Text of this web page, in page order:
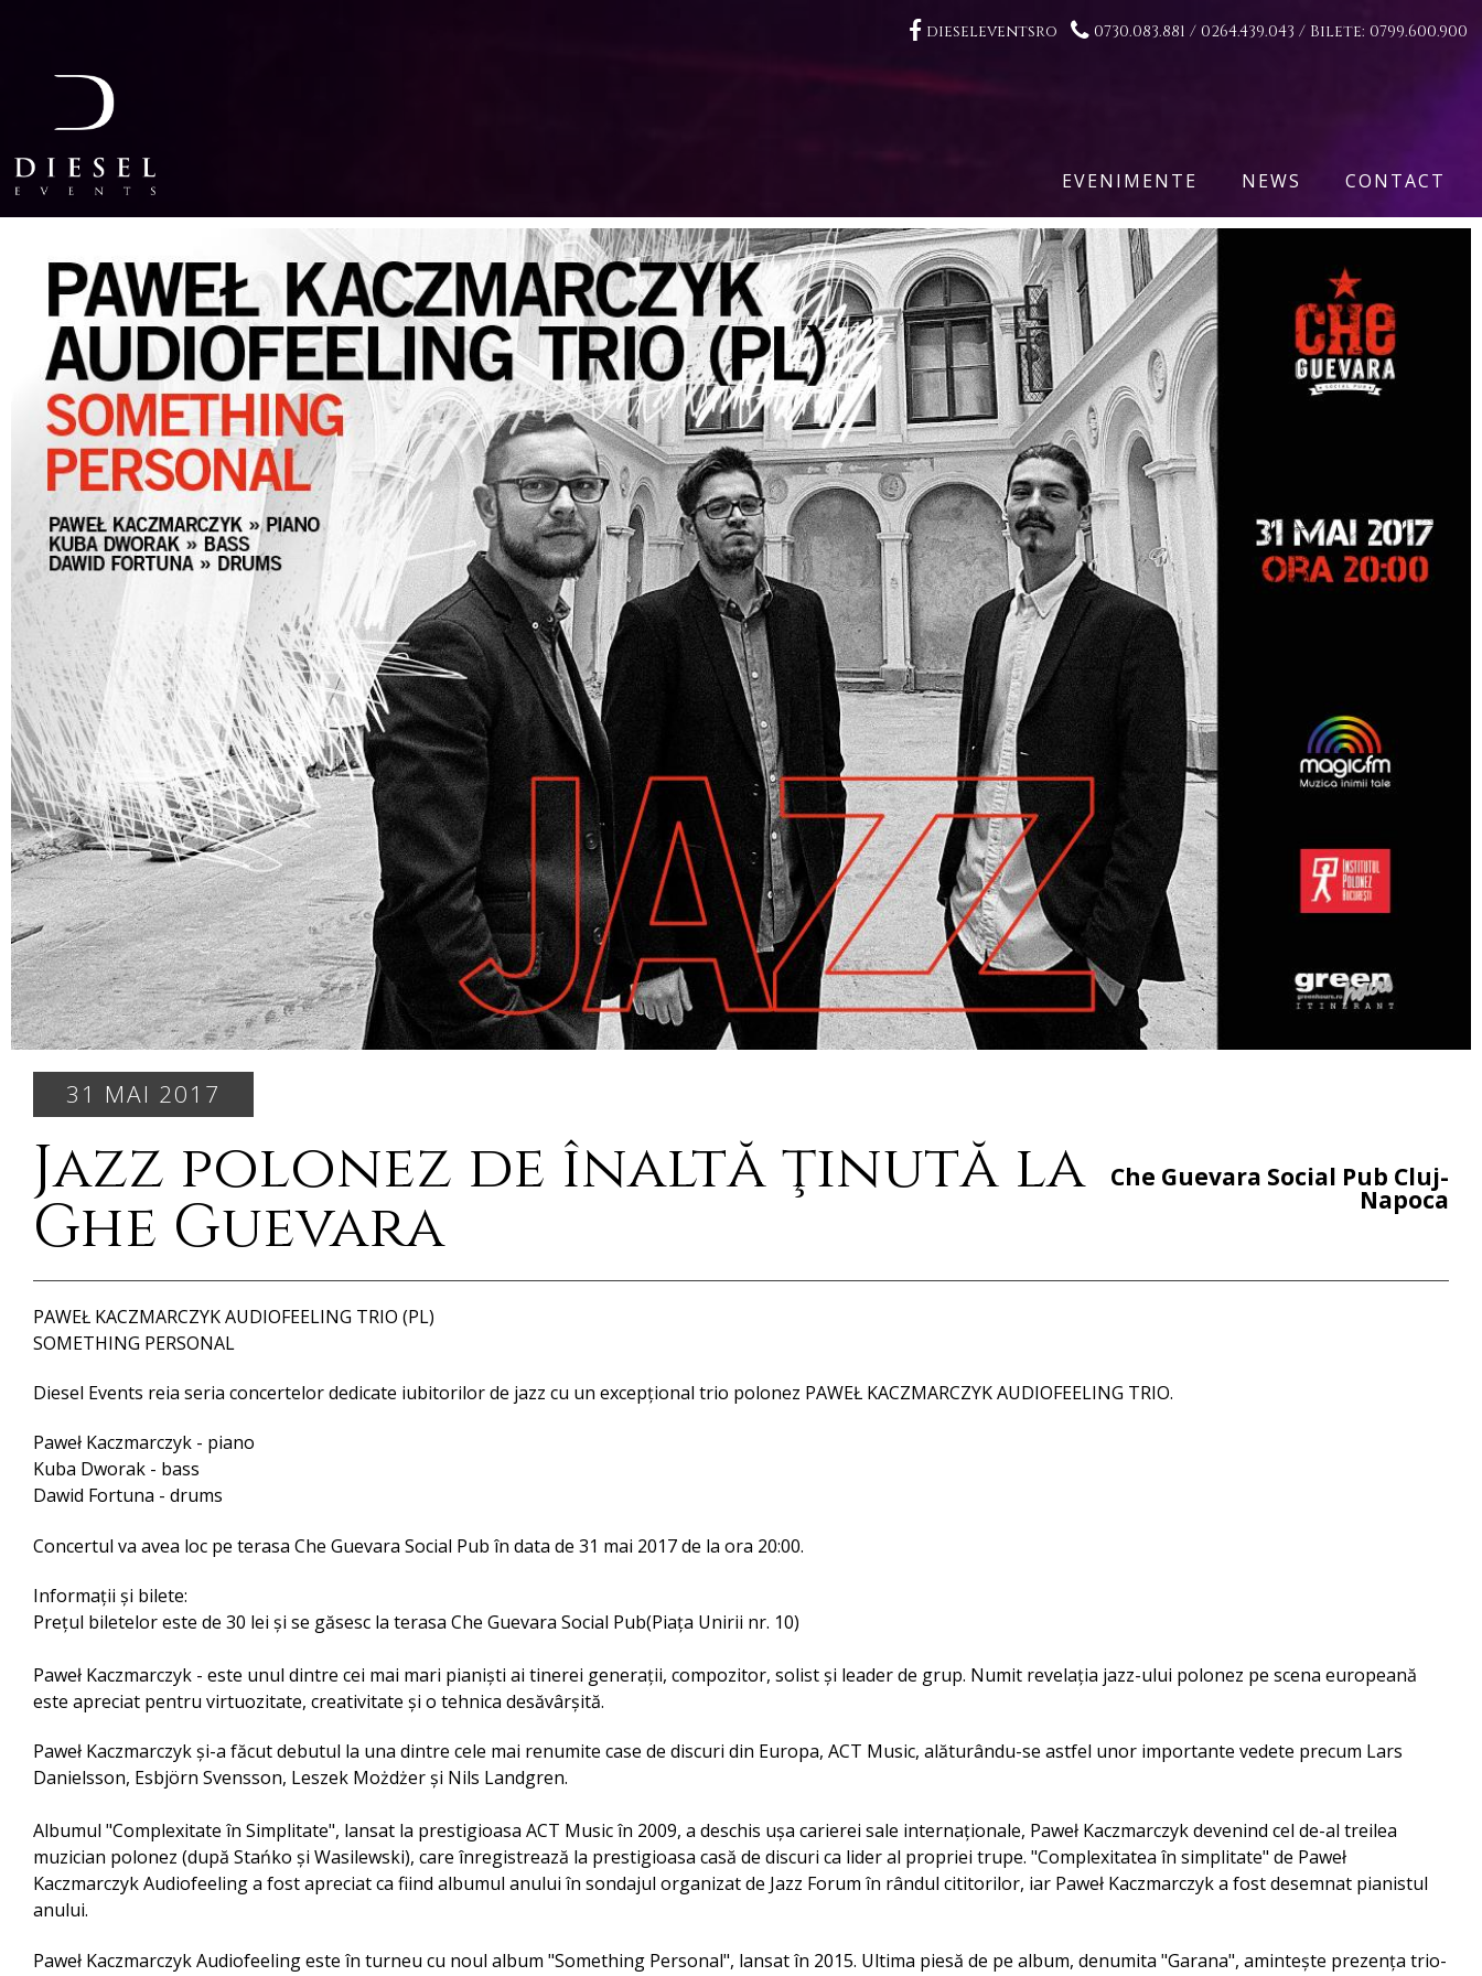
 dieseleventsro 0730.083.881 / 0264.439.043 / Bilete: 0799.600.900
EVENIMENTE NEWS CONTACT
31 MAI 2017
Jazz polonez de înaltă ţinută la
Ghe Guevara
Che Guevara Social Pub Cluj-
Napoca
PAWEŁ KACZMARCZYK AUDIOFEELING TRIO (PL)
SOMETHING PERSONAL
Diesel Events reia seria concertelor dedicate iubitorilor de jazz cu un excepţional trio polonez PAWEŁ KACZMARCZYK AUDIOFEELING TRIO.
Paweł Kaczmarczyk - piano
Kuba Dworak - bass
Dawid Fortuna - drums
Concertul va avea loc pe terasa Che Guevara Social Pub în data de 31 mai 2017 de la ora 20:00.
Informaţii şi bilete:
Preţul biletelor este de 30 lei şi se găsesc la terasa Che Guevara Social Pub(Piaţa Unirii nr. 10)
Paweł Kaczmarczyk - este unul dintre cei mai mari pianiști ai tinerei generații, compozitor, solist și leader de grup. Numit revelația jazz-ului polonez pe scena europeană
este apreciat pentru virtuozitate, creativitate și o tehnica desăvârşită.
Paweł Kaczmarczyk și-a făcut debutul la una dintre cele mai renumite case de discuri din Europa, ACT Music, alăturându-se astfel unor importante vedete precum Lars
Danielsson, Esbjörn Svensson, Leszek Możdżer şi Nils Landgren.
Albumul "Complexitate în Simplitate", lansat la prestigioasa ACT Music în 2009, a deschis ușa carierei sale internaționale, Paweł Kaczmarczyk devenind cel de-al treilea
muzician polonez (după Stańko și Wasilewski), care înregistrează la prestigioasa casă de discuri ca lider al propriei trupe. "Complexitatea în simplitate" de Paweł
Kaczmarczyk Audiofeeling a fost apreciat ca fiind albumul anului în sondajul organizat de Jazz Forum în rândul cititorilor, iar Paweł Kaczmarczyk a fost desemnat pianistul
anului.
Paweł Kaczmarczyk Audiofeeling este în turneu cu noul album "Something Personal", lansat în 2015. Ultima piesă de pe album, denumita "Garana", aminteşte prezenţa trio-